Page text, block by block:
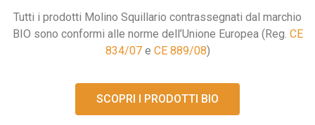
Tutti i prodotti Molino Squillario contrassegnati dal marchio
BIO sono conformi alle norme dell’Unione Europea (Reg. CE
834/07e CE 889/08)
SCOPRI I PRODOTTI BIO